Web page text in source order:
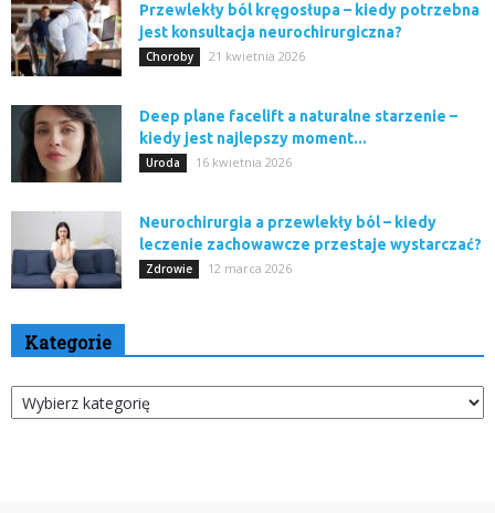
Przewlekły ból kręgosłupa – kiedy potrzebna
jest konsultacja neurochirurgiczna?
Choroby 21 kwietnia 2026
Deep plane facelift a naturalne starzenie –
kiedy jest najlepszy moment...
Uroda 16 kwietnia 2026
Neurochirurgia a przewlekły ból – kiedy
leczenie zachowawcze przestaje wystarczać?
Zdrowie 12 marca 2026
Kategorie
Kategorie